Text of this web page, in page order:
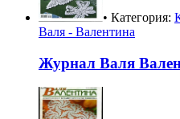
• Категория:
Валя - Валентина
Журнал Валя